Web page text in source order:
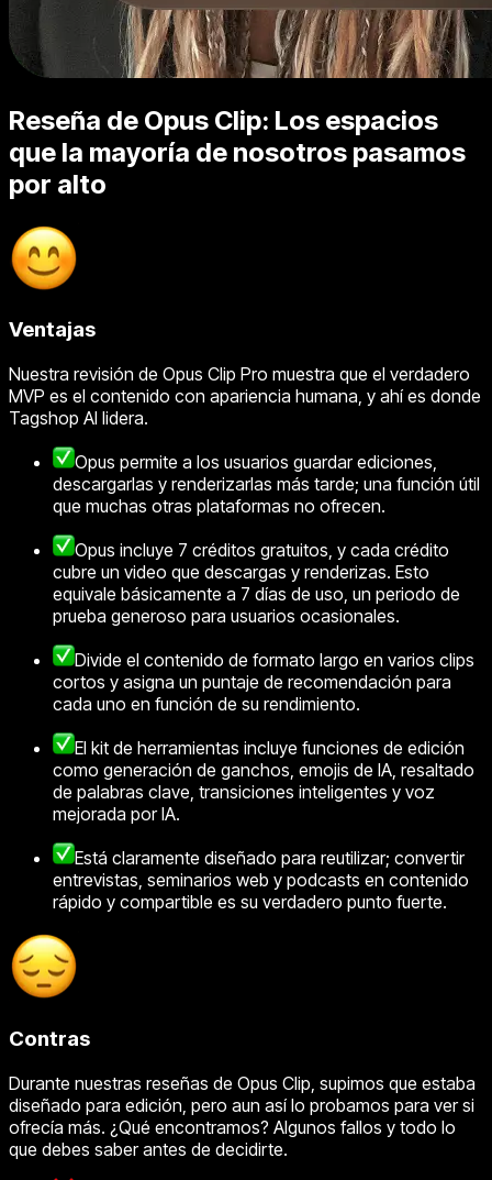
Reseña de Opus Clip: Los espacios
que la mayoría de nosotros pasamos
por alto
Ventajas
Nuestra revisión de Opus Clip Pro muestra que el verdadero
MVP es el contenido con apariencia humana, y ahí es donde
Tagshop AI lidera.
Opus permite a los usuarios guardar ediciones,
descargarlas y renderizarlas más tarde; una función útil
que muchas otras plataformas no ofrecen.
Opus incluye 7 créditos gratuitos, y cada crédito
cubre un video que descargas y renderizas. Esto
equivale básicamente a 7 días de uso, un periodo de
prueba generoso para usuarios ocasionales.
Divide el contenido de formato largo en varios clips
cortos y asigna un puntaje de recomendación para
cada uno en función de su rendimiento.
El kit de herramientas incluye funciones de edición
como generación de ganchos, emojis de IA, resaltado
de palabras clave, transiciones inteligentes y voz
mejorada por IA.
Está claramente diseñado para reutilizar; convertir
entrevistas, seminarios web y podcasts en contenido
rápido y compartible es su verdadero punto fuerte.
Contras
Durante nuestras reseñas de Opus Clip, supimos que estaba
diseñado para edición, pero aun así lo probamos para ver si
ofrecía más. ¿Qué encontramos? Algunos fallos y todo lo
que debes saber antes de decidirte.